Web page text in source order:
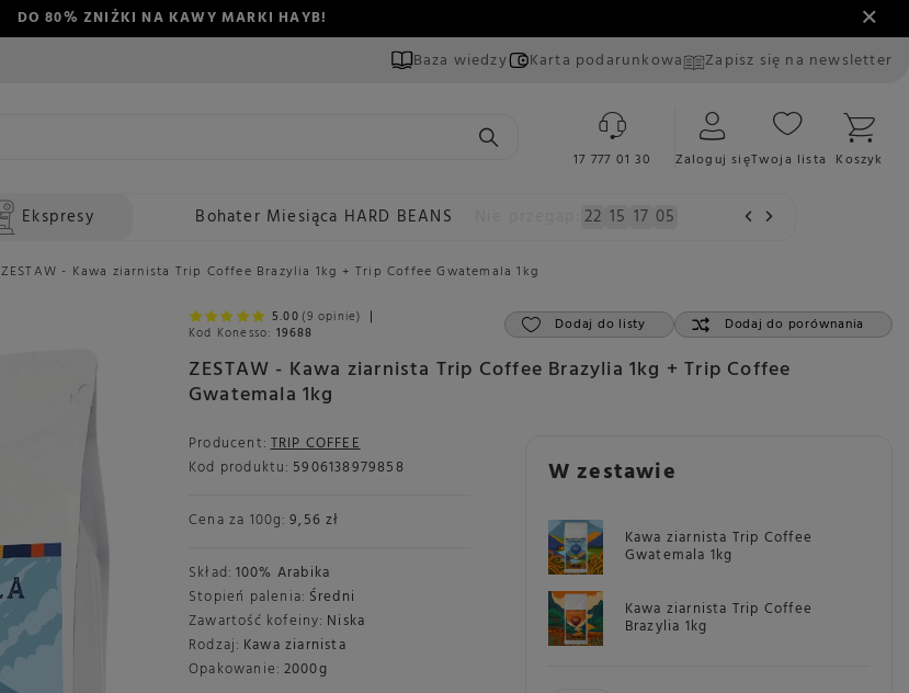
DO 80% ZNIŻKI NA KAWY MARKI HAYB!
Baza wiedzy Karta podarunkowa Zapisz się na newsletter
17 777 01 30 Zaloguj sięTwoja lista Koszyk
Ekspresy Bohater Miesiąca HARD BEANS 22 15 17 04
ZESTAW - Kawa ziarnista Trip Coffee Brazylia 1kg + Trip Coffee Gwatemala 1kg
ZESTAW - Kawa ziarnista Trip Coffee Brazylia 1kg + Trip Coffee
Gwatemala 1kg
5.00 (9 opinie)
Kod Konesso: 19688 Dodaj do listy Dodaj do porównania
Producent: TRIP COFFEE
Kod produktu: 5906138979858
Cena za 100g: 9,56 zł
Skład: 100% Arabika
Stopień palenia: Średni
Zawartość kofeiny: Niska
Rodzaj: Kawa ziarnista
Opakowanie: 2000g
W zestawie
Kawa ziarnista Trip Coffee
Gwatemala 1kg
Kawa ziarnista Trip Coffee
Brazylia 1kg